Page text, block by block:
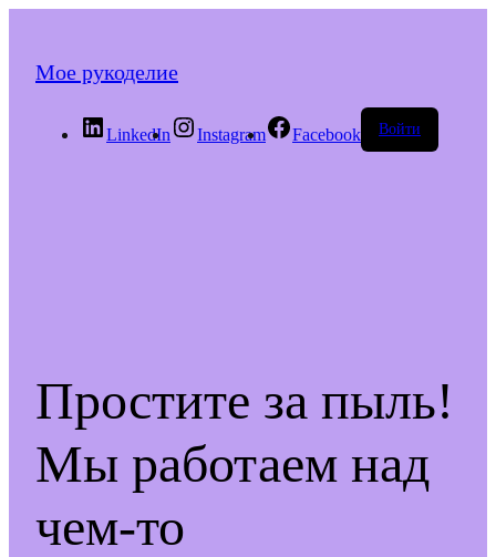
Мое рукоделие
LinkedIn Instagram Facebook Войти
Простите за пыль!
Мы работаем над
чем-то